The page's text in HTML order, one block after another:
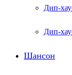
Дип-
Дип-
Шансон